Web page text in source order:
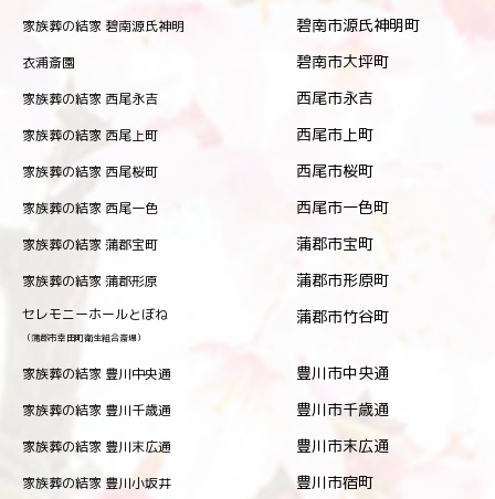
家族葬の結家 碧南源氏神明 碧南市源氏神明町
衣浦斎園 碧南市大坪町
家族葬の結家 西尾永吉 西尾市永吉
家族葬の結家 西尾上町 西尾市上町
家族葬の結家 西尾桜町 西尾市桜町
家族葬の結家 西尾一色 西尾市一色町
家族葬の結家 蒲郡宝町 蒲郡市宝町
家族葬の結家 蒲郡形原 蒲郡市形原町
セレモニーホールとぼね
（蒲郡市幸田町衛生組合斎場）
蒲郡市竹谷町
家族葬の結家 豊川中央通 豊川市中央通
家族葬の結家 豊川千歳通 豊川市千歳通
家族葬の結家 豊川末広通 豊川市末広通
家族葬の結家 豊川小坂井 豊川市宿町